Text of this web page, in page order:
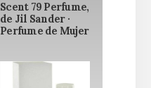
Scent 79 Perfume,
de Jil Sander ·
Perfume de Mujer